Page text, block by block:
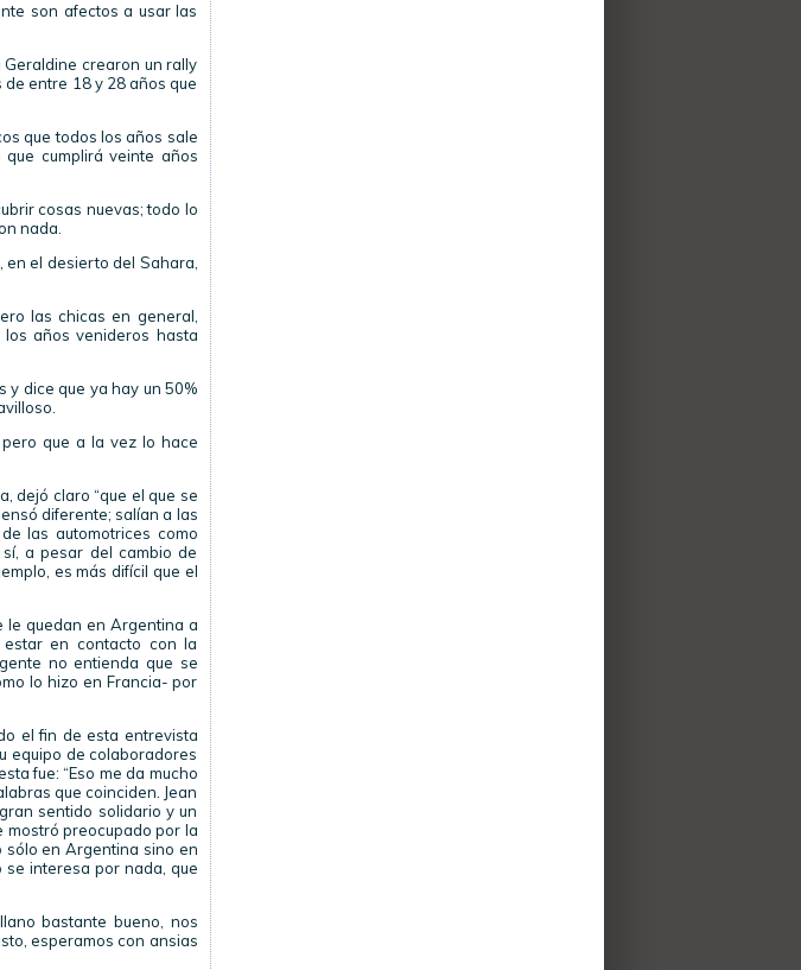
son afectos a usar las
crearon un rally
entre 18 y 28 años que
que todos los años sale
cumplirá veinte años
cosas nuevas; todo lo
nada.
el desierto del Sahara,
las chicas en general,
años venideros hasta
y dice que ya hay un 50%
que a la vez lo hace
dejó claro “que el que se
diferente; salían a las
las automotrices como
a pesar del cambio de
es más difícil que el
le quedan en Argentina a
en contacto con la
no entienda que se
lo hizo en Francia- por
el fin de esta entrevista
equipo de colaboradores
fue: “Eso me da mucho
que coinciden. Jean
sentido solidario y un
mostró preocupado por la
sólo en Argentina sino en
se interesa por nada, que
bastante bueno, nos
esperamos con ansias